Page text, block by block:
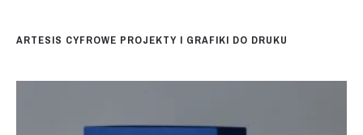
ARTESIS CYFROWE PROJEKTY I GRAFIKI DO DRUKU